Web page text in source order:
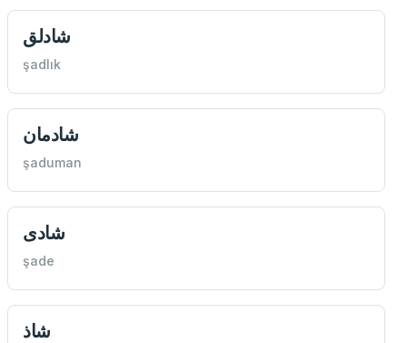
شادلق
şadlık
شادمان
şaduman
شادی
şade
شاذ